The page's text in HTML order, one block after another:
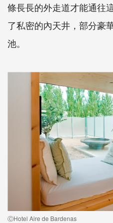
條長長的外走道才能通往
了私密的內天井，部分豪
池。
ⒸHotel Aire de Bardenas